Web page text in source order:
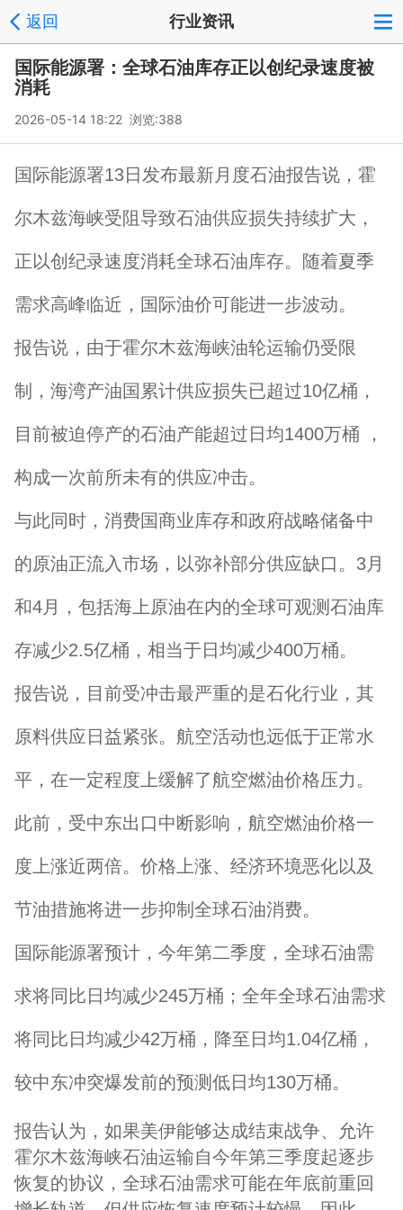
返回 行业资讯
国际能源署：全球石油库存正以创纪录速度被
消耗
2026-05-14 18:22 浏览:388
国际能源署13日发布最新月度石油报告说，霍
尔木兹海峡受阻导致石油供应损失持续扩大，
正以创纪录速度消耗全球石油库存。随着夏季
需求高峰临近，国际油价可能进一步波动。
报告说，由于霍尔木兹海峡油轮运输仍受限
制，海湾产油国累计供应损失已超过10亿桶，
目前被迫停产的石油产能超过日均1400万桶 ，
构成一次前所未有的供应冲击。
与此同时，消费国商业库存和政府战略储备中
的原油正流入市场，以弥补部分供应缺口。3月
和4月，包括海上原油在内的全球可观测石油库
存减少2.5亿桶，相当于日均减少400万桶。
报告说，目前受冲击最严重的是石化行业，其
原料供应日益紧张。航空活动也远低于正常水
平，在一定程度上缓解了航空燃油价格压力。
此前，受中东出口中断影响，航空燃油价格一
度上涨近两倍。价格上涨、经济环境恶化以及
节油措施将进一步抑制全球石油消费。
国际能源署预计，今年第二季度，全球石油需
求将同比日均减少245万桶；全年全球石油需求
将同比日均减少42万桶，降至日均1.04亿桶，
较中东冲突爆发前的预测低日均130万桶。
报告认为，如果美伊能够达成结束战争、允许
霍尔木兹海峡石油运输自今年第三季度起逐步
恢复的协议，全球石油需求可能在年底前重回